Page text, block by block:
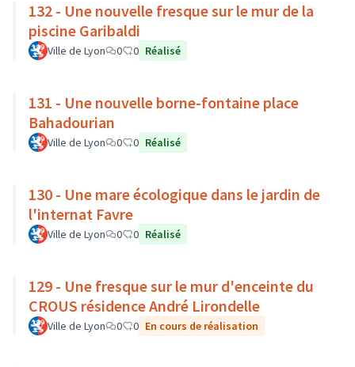
132 - Une nouvelle fresque sur le mur de la
piscine Garibaldi
Ville de Lyon 0 0 Réalisé
131 - Une nouvelle borne-fontaine place
Bahadourian
Ville de Lyon 0 0 Réalisé
130 - Une mare écologique dans le jardin de
l'internat Favre
Ville de Lyon 0 0 Réalisé
129 - Une fresque sur le mur d'enceinte du
CROUS résidence André Lirondelle
Ville de Lyon 0 0 En cours de réalisation